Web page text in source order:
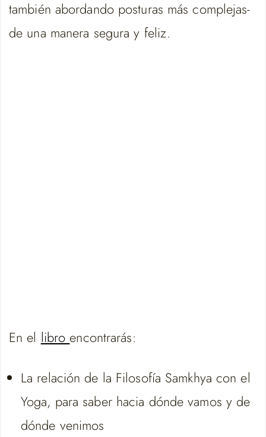
también abordando posturas más complejas-
de una manera segura y feliz.
En el libro encontrarás:
La relación de la Filosofía Samkhya con el
Yoga, para saber hacia dónde vamos y de
dónde venimos